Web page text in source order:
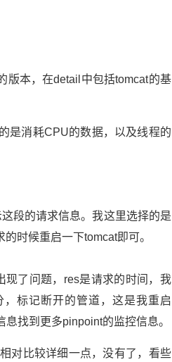
版本，在detail中包括tomcat的基
是消耗CPU的数据，以及线程的
段的请求信息。我这里选择的是
时候重启一下tomcat即可。
现了问题，res是请求的时间，我
标记断开的管道，这是我重启
找到更多pinpoint的监控信息。
对比较详细一点，没有了，看些